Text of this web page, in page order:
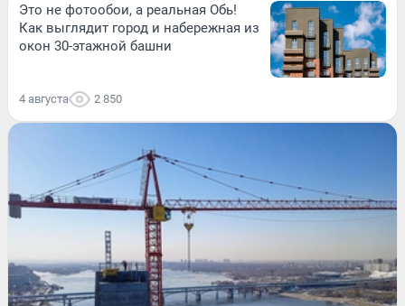
Это не фотообои, а реальная Обь!
Как выглядит город и набережная из
окон 30-этажной башни
4 августа 2 850